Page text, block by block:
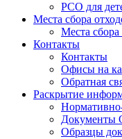
РСО для
Места сбора
Места сбора
Контакты
Контакты
Офисы на
Обратная
Раскрытие
Документы
Образцы